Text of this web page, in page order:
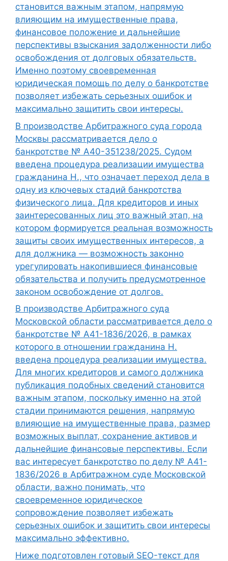
становится важным этапом, напрямую
влияющим на имущественные права,
финансовое положение и дальнейшие
перспективы взыскания задолженности либо
освобождения от долговых обязательств.
Именно поэтому своевременная
юридическая помощь по делу о банкротстве
позволяет избежать серьезных ошибок и
максимально защитить свои интересы.
В производстве Арбитражного суда города
Москвы рассматривается дело о
банкротстве № А40-351238/2025. Судом
введена процедура реализации имущества
гражданина Н., что означает переход дела в
одну из ключевых стадий банкротства
физического лица. Для кредиторов и иных
заинтересованных лиц это важный этап, на
котором формируется реальная возможность
защиты своих имущественных интересов, а
для должника — возможность законно
урегулировать накопившиеся финансовые
обязательства и получить предусмотренное
законом освобождение от долгов.
В производстве Арбитражного суда
Московской области рассматривается дело о
банкротстве № А41-1836/2026, в рамках
которого в отношении гражданина Н.
введена процедура реализации имущества.
Для многих кредиторов и самого должника
публикация подобных сведений становится
важным этапом, поскольку именно на этой
стадии принимаются решения, напрямую
влияющие на имущественные права, размер
возможных выплат, сохранение активов и
дальнейшие финансовые перспективы. Если
вас интересует банкротство по делу № А41-
1836/2026 в Арбитражном суде Московской
области, важно понимать, что
своевременное юридическое
сопровождение позволяет избежать
серьезных ошибок и защитить свои интересы
максимально эффективно.
Ниже подготовлен готовый SEO-текст для